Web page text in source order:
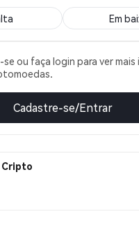
Em
ou faça login para ver mais
Cadastre-se/Entrar